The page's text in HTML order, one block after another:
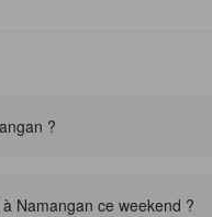
?
Namangan ce weekend ?